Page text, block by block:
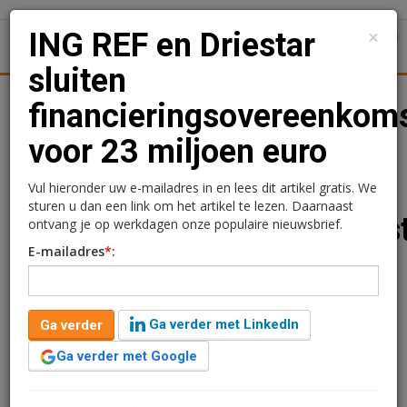
Nieuws Uitgelicht Achtergronden
ING REF en Driestar
sluiten
voor 23 miljoen euro
Redactie
31 juli 2024 om 13:52
2 jaar geleden aangepast
1 minuut leestijd
ING Real Estate Finance heeft een
×
ING REF en Driestar
sluiten
voor 23 miljoen euro
Vul hieronder uw e-mailadres in en lees dit artikel gratis. We
sturen u dan een link om het artikel te lezen. Daarnaast
ontvang je op werkdagen onze populaire nieuwsbrief.
E-mailadres*:
Ga verder
Ga verder met LinkedIn
Ga verder met Google